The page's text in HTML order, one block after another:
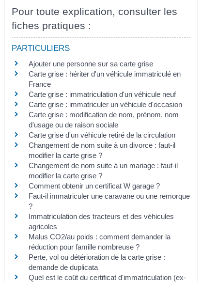
Pour toute explication, consulter les
fiches pratiques :
PARTICULIERS
Ajouter une personne sur sa carte grise
Carte grise : hériter d'un véhicule immatriculé en
France
Carte grise : immatriculation d'un véhicule neuf
Carte grise : immatriculer un véhicule d'occasion
Carte grise : modification de nom, prénom, nom
d'usage ou de raison sociale
Carte grise d'un véhicule retiré de la circulation
Changement de nom suite à un divorce : faut-il
modifier la carte grise ?
Changement de nom suite à un mariage : faut-il
modifier la carte grise ?
Comment obtenir un certificat W garage ?
Faut-il immatriculer une caravane ou une remorque
?
Immatriculation des tracteurs et des véhicules
agricoles
Malus CO2/au poids : comment demander la
réduction pour famille nombreuse ?
Perte, vol ou détérioration de la carte grise :
demande de duplicata
Quel est le coût du certificat d'immatriculation (ex-